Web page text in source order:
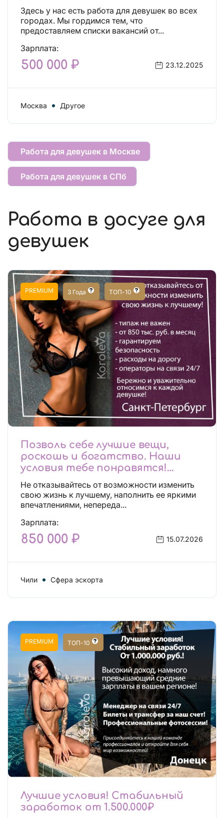
Здесь у нас есть работа для девушек во всех
городах. Мы гордимся тем, что
предоставляем списки вакансий от...
Зарплата:
500 000 ₽ 23.12.2025
Москва Другое
Работа для девушек в Москве
Работа для девушек в СПб
Работа в досуге для
девушек
PREMIUM 3 Года ТОП-10
Позволь себе лучшие вещи,
роскошь и богатство. Наши
условия тебе понравятся!
Действительно отличные
условия и поддержка!
Не отказывайтесь от возможности изменить
свою жизнь к лучшему, наполнить ее яркими
впечатлениями, непереда...
Зарплата:
850 000 ₽ 15.07.2026
Чили Сфера эскорта
PREMIUM ТОП-10
Лучшие условия! Стабильный
заработок от 1.500.000₽